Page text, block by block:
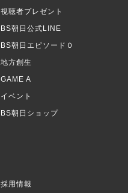
視聴者プレゼント
BS朝日公式LINE
BS朝日エピソード０
地方創生
GAME A
イベント
BS朝日ショップ
採用情報